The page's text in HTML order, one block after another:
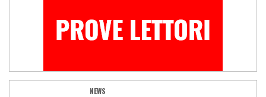
NEWS